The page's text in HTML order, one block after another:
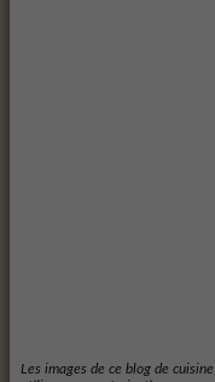
Les images de ce blog de